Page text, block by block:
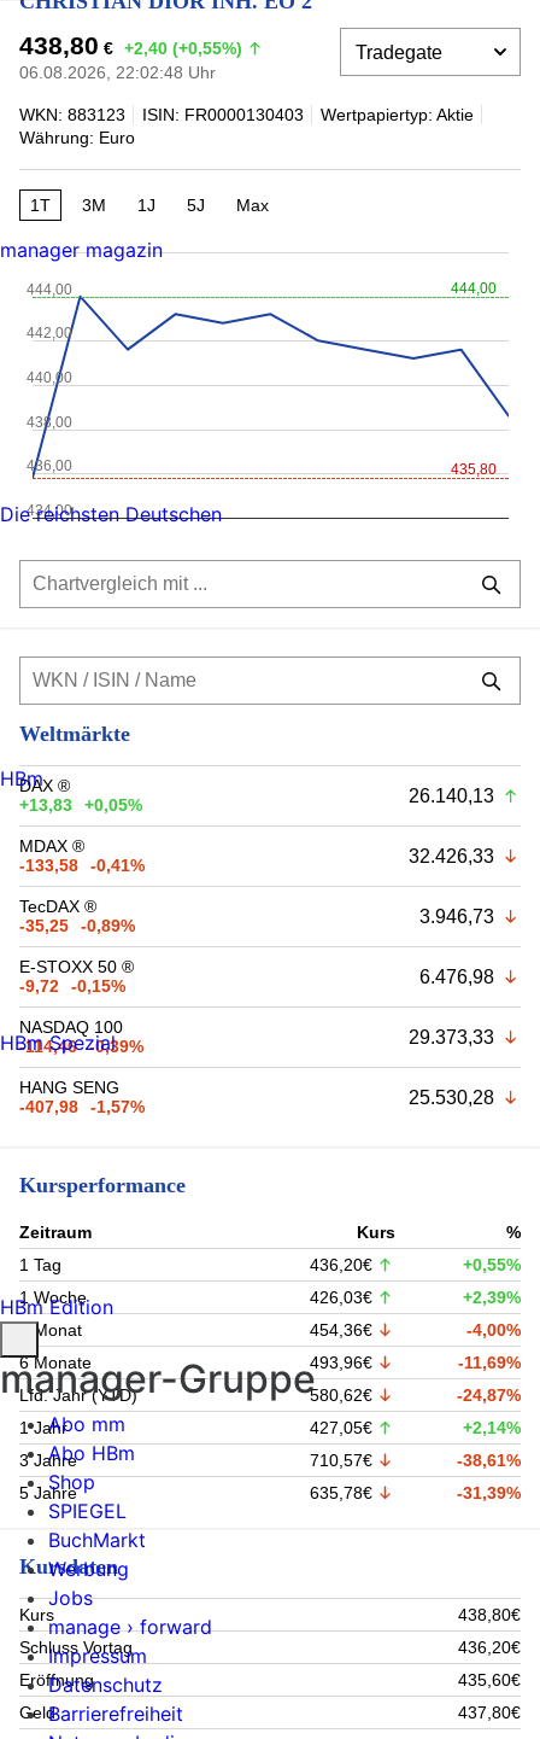
438,80 € +2,40 (+0,55%)
06.08.2026, 22:02:48 Uhr
WKN: 883123 ISIN: FR0000130403
Wertpapiertyp: Aktie
Währung: Euro
1T 3M 1J 5J Max
444,00
435,80
434,00
436,00
438,00
440,00
442,00
444,00
Weltmärkte
DAX ®
+13,83
+0,05% 26.140,13
MDAX ®
-133,58
-0,41% 32.426,33
TecDAX ®
-35,25
-0,89% 3.946,73
E-STOXX 50 ®
-9,72
-0,15% 6.476,98
NASDAQ 100
-114,46
-0,39% 29.373,33
HANG SENG
-407,98
-1,57% 25.530,28
Kursperformance
Zeitraum Kurs
%
1 Tag
436,20€
+0,55%
1 Woche
426,03€
+2,39%
1 Monat
454,36€
-4,00%
6 Monate
493,96€
-11,69%
Lfd. Jahr (YTD)
580,62€
-24,87%
1 Jahr
427,05€
+2,14%
3 Jahre
710,57€
-38,61%
5 Jahre
635,78€ -31,39%
Kursdaten
Kurs
438,80€
Schluss Vortag
436,20€
Eröffnung
435,60€
Geld
437,80€
manager magazin
Die reichsten Deutschen
HBm
HBm Spezial
HBm Edition
manager-Gruppe
Abo mm
Abo HBm
Shop
SPIEGEL
BuchMarkt
Werbung
Jobs
manage › forward
Impressum
Datenschutz
Barrierefreiheit